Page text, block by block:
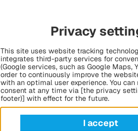
Privacy
This site uses website tracking
integrates third-party services for
(Google services, such as Google Maps,
order to continuously improve the
with an optimal user experience. You can
consent at any time via [the privacy
footer)] with effect for the future.
I accept